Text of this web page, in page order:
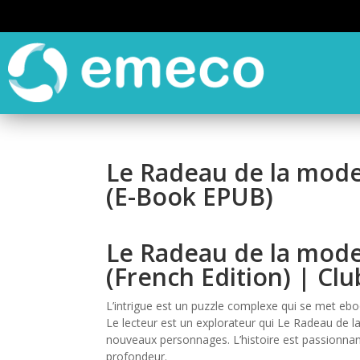
Le Radeau de la
(E-Book EPUB)
Le Radeau de la
(French Edition) |
L’intrigue est un puzzle complexe qui se met
Le lecteur est un explorateur qui Le Radeau
nouveaux personnages. L’histoire est
profondeur.